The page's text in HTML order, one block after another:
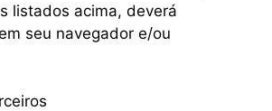
listados acima, deverá
seu navegador e/ou